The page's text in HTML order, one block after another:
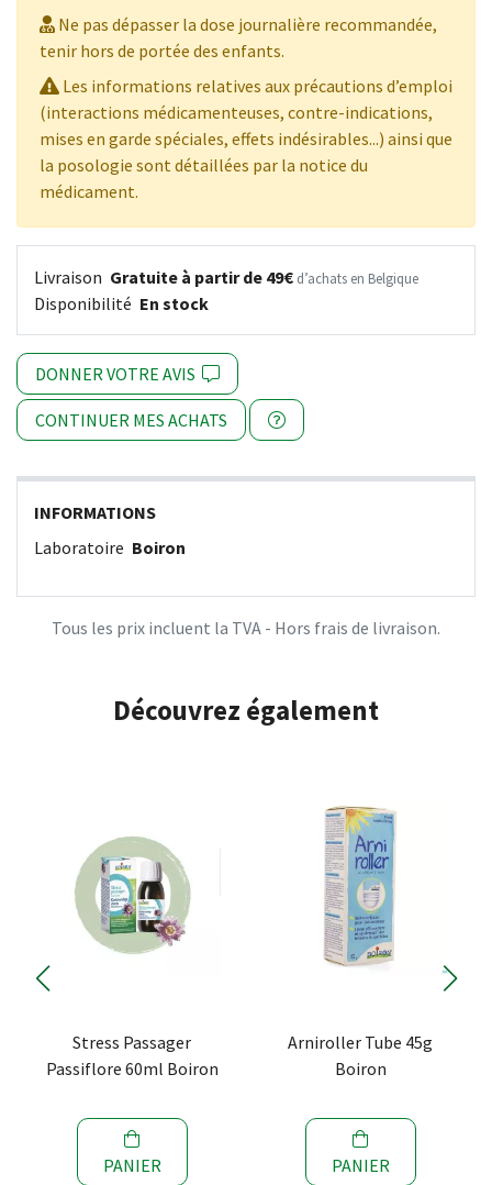
Ne pas dépasser la dose journalière recommandée,
tenir hors de portée des enfants.
Les informations relatives aux précautions d’emploi
(interactions médicamenteuses, contre-indications,
mises en garde spéciales, effets indésirables...) ainsi que
la posologie sont détaillées par la notice du
médicament.
Livraison Gratuite à partir de 49€ d’achats en Belgique
Disponibilité En stock
DONNER VOTRE AVIS
CONTINUER MES ACHATS
INFORMATIONS
Laboratoire Boiron
Tous les prix incluent la TVA - Hors frais de livraison.
Découvrez également
Stress Passager
Passiflore 60ml Boiron
PANIER
Arniroller Tube 45g
Boiron
PANIER